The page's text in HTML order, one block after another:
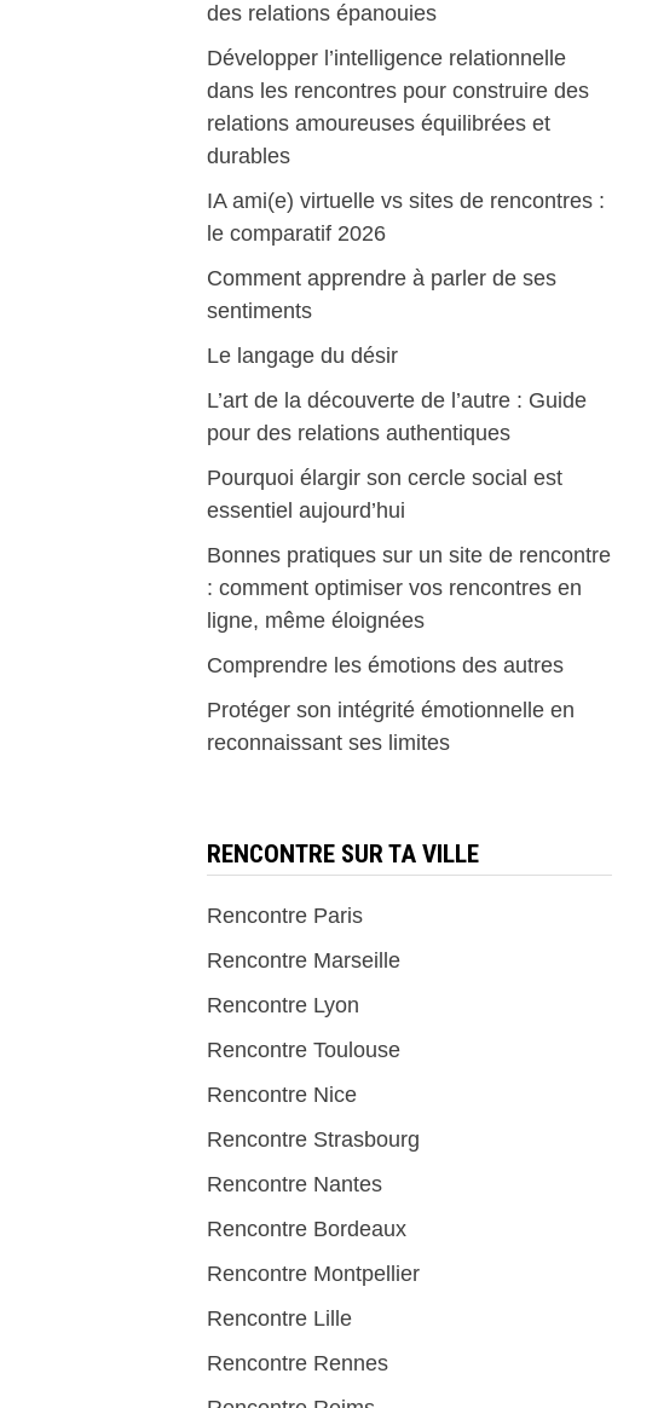
des relations épanouies
Développer l’intelligence relationnelle
dans les rencontres pour construire des
relations amoureuses équilibrées et
durables
IA ami(e) virtuelle vs sites de rencontres :
le comparatif 2026
Comment apprendre à parler de ses
sentiments
Le langage du désir
L’art de la découverte de l’autre : Guide
pour des relations authentiques
Pourquoi élargir son cercle social est
essentiel aujourd’hui
Bonnes pratiques sur un site de rencontre
: comment optimiser vos rencontres en
ligne, même éloignées
Comprendre les émotions des autres
Protéger son intégrité émotionnelle en
reconnaissant ses limites
RENCONTRE SUR TA VILLE
Rencontre Paris
Rencontre Marseille
Rencontre Lyon
Rencontre Toulouse
Rencontre Nice
Rencontre Strasbourg
Rencontre Nantes
Rencontre Bordeaux
Rencontre Montpellier
Rencontre Lille
Rencontre Rennes